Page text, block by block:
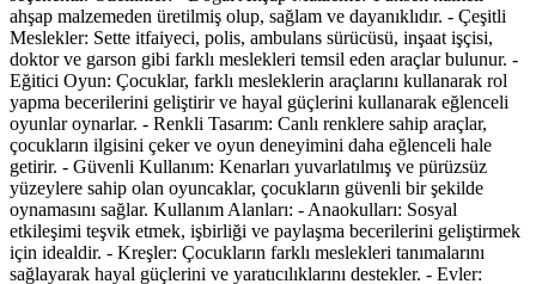
ahşap malzemeden üretilmiş olup, sağlam ve dayanıklıdır. - Çeşitli
Meslekler: Sette itfaiyeci, polis, ambulans sürücüsü, inşaat işçisi,
doktor ve garson gibi farklı meslekleri temsil eden araçlar bulunur. -
Eğitici Oyun: Çocuklar, farklı mesleklerin araçlarını kullanarak rol
yapma becerilerini geliştirir ve hayal güçlerini kullanarak eğlenceli
oyunlar oynarlar. - Renkli Tasarım: Canlı renklere sahip araçlar,
çocukların ilgisini çeker ve oyun deneyimini daha eğlenceli hale
getirir. - Güvenli Kullanım: Kenarları yuvarlatılmış ve pürüzsüz
yüzeylere sahip olan oyuncaklar, çocukların güvenli bir şekilde
oynamasını sağlar. Kullanım Alanları: - Anaokulları: Sosyal
etkileşimi teşvik etmek, işbirliği ve paylaşma becerilerini geliştirmek
için idealdir. - Kreşler: Çocukların farklı meslekleri tanımalarını
sağlayarak hayal güçlerini ve yaratıcılıklarını destekler. - Evler: